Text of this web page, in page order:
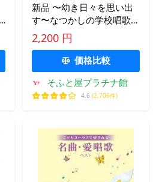
新品 〜幼き日々を思い出
す〜なつかしの学校唱歌
キング・ベスト・セレク
ト・ライブラリー2025 / オ
ムニバス(CD) KICW7217
2,200 円
価格比較
そふと屋プラチナ館
4.6 (2,706件)